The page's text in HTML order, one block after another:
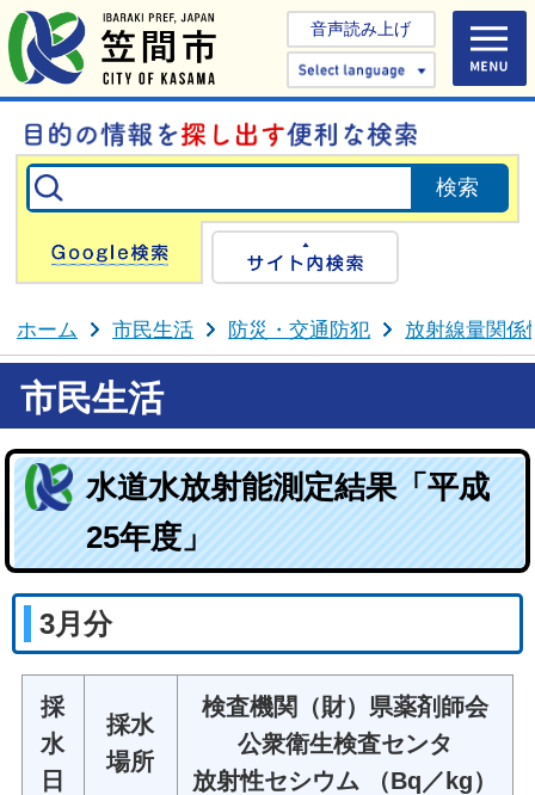
音声読み上げ
Select
Google検索
ホーム 市民生活 防災・交通防犯 放射線量関係
市民生活
水道水放射能測定結果「平成
25年度」
3月分
採
水
日
採水
場所
検査機関（財）県薬剤師会
公衆衛生検査センタ
放射性セシウム （Bq／kg）